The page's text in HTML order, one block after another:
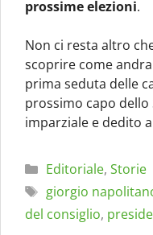
prossime elezioni.
Non ci resta altro
scoprire come
prima seduta delle
prossimo capo
imparziale e dedito
Categorie
Editoriale, Storie
Tag
giorgio
del consiglio,